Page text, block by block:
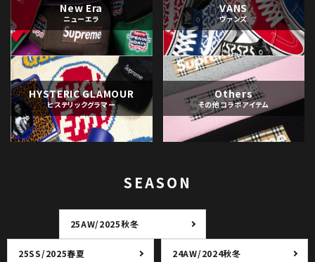
New Era
ニューエラ
VANS
ヴァンズ
HYSTERIC GLAMOUR
ヒステリックグラマー
Others
その他コラボアイテム
SEASON
25AW/2025秋冬
25SS/2025春夏 24AW/2024秋冬